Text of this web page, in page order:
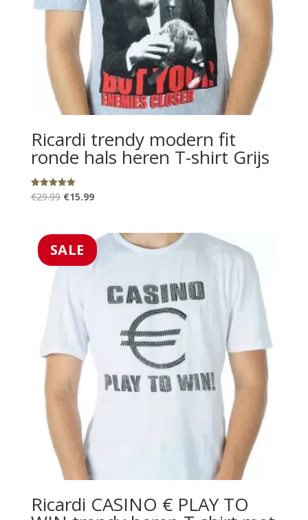
Ricardi trendy modern fit
ronde hals heren T-shirt Grijs
Gewaardeerd
5.00
€29.99 Oorspronkelijke
€29.99.
€15.99Huidige
€15.99.
SALE
Ricardi CASINO € PLAY TO